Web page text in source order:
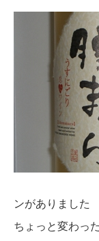
ンがありました
ちょっと変わっ